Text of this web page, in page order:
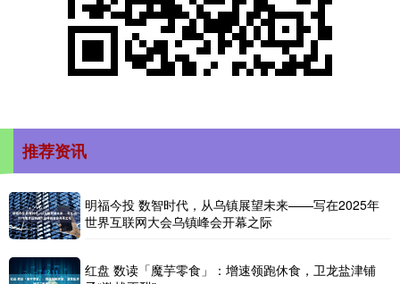
推荐资讯
明福今投 数智时代，从乌镇展望未来——写在2025年
世界互联网大会乌镇峰会开幕之际
红盘 数读「魔芋零食」：增速领跑休食，卫龙盐津铺